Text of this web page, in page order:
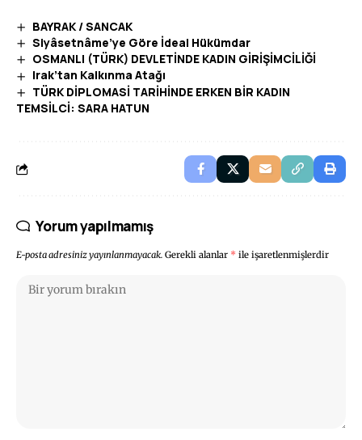
BAYRAK / SANCAK
Siyâsetnâme’ye Göre İdeal Hükümdar
OSMANLI (TÜRK) DEVLETİNDE KADIN GİRİŞİMCİLİĞİ
Irak’tan Kalkınma Atağı
TÜRK DİPLOMASİ TARİHİNDE ERKEN BİR KADIN
TEMSİLCİ: SARA HATUN
Yorum yapılmamış
E-posta adresiniz yayınlanmayacak. Gerekli alanlar * ile işaretlenmişlerdir